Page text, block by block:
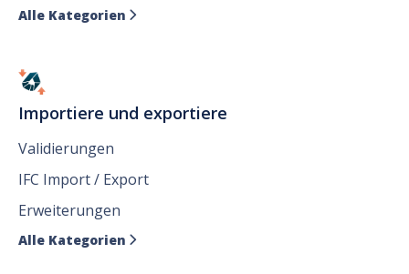
Alle Kategorien 
Importiere und exportiere
Validierungen
IFC Import / Export
Erweiterungen
Alle Kategorien 